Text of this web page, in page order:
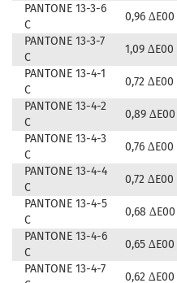
PANTONE 13-3-6
C
0,96 ∆E00
PANTONE 13-3-7
C
1,09 ∆E00
PANTONE 13-4-1
C
0,72 ∆E00
PANTONE 13-4-2
C
0,89 ∆E00
PANTONE 13-4-3
C
0,76 ∆E00
PANTONE 13-4-4
C
0,72 ∆E00
PANTONE 13-4-5
C
0,68 ∆E00
PANTONE 13-4-6
C
0,65 ∆E00
PANTONE 13-4-7
0,62 ∆E00